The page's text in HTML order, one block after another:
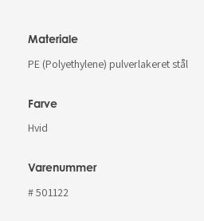
Materiale
PE (Polyethylene) pulverlakeret stål
Farve
Hvid
Varenummer
# 501122